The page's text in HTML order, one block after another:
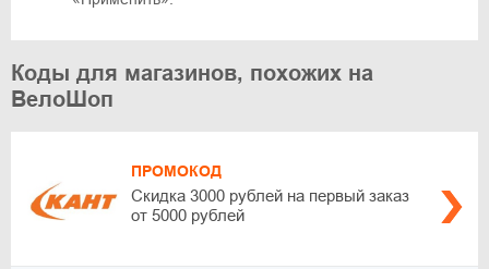
Коды для магазинов, похожих на
ВелоШоп
ПРОМОКОД
Скидка 3000 рублей на первый заказ
от 5000 рублей